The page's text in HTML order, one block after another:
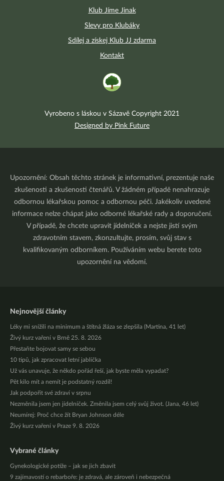
Klub Jíme Jinak
Slevy pro Klubáky
Sdílej a získej Klub JJ zdarma
Kontakt
Vyrobeno s láskou v Sázavě Copyright 2021
Designed by Pink Future
Upozornění: Obsah těchto stránek je informativní, prezentuje naše
zkušenosti a zkušenosti čtenářů. V žádném případě nenahrazuje
odbornou lékařskou pomoc a odbornou péči. Jakékoliv uvedené
informace nelze chápat jako odborné lékařské rady a doporučení.
V případě, že chcete upravit jídelníček a nejste jistí svým
zdravotním stavem, zkonzultujte, prosím, svůj stav s
kvalifikovaným odborníkem. Používáním webu berete toto
upozornění na vědomí.
Nejnovější články
Léky mi snížili na minimum a štítná žláza se zlepšila (Martina, 41 let)
Živý kurz vaření v Brně 25. 8. 2026
Přestaňte bojovat samy se sebou
10 tipů, jak zpracovat letní jablíčka
Už vás unavuje, že někdo pořád řeší, jak byste měla vypadat?
Pět kilo mít a nemít je podstatný rozdíl!
Jak podpořit své zdraví v srpnu
Nezměnila jsem jen jídelníček. Změnila jsem celý svůj život. (Jana, 46 let)
Neumírej: Proč chce žít Bryan Johnson déle
Živý kurz vaření v Praze 9. 8. 2026
Vybrané články
Gynekologické potíže – jak se jich zbavit
9 zajímavostí o rebarboře: je zdravá, ale zároveň i nebezpečná